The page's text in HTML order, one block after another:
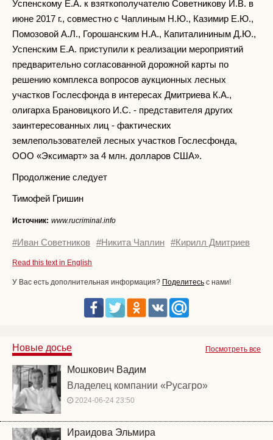
Успенскому Е.А. к взяткополучателю Советникову И.В. в
июне 2017 г., совместно с Чаплиным Н.Ю., Казимир Е.Ю.,
Помозовой А.Л., Горошанским Н.А., Капиталининым Д.Ю.,
Успенским Е.А. приступили к реализации мероприятий
предварительно согласованной дорожной карты по
решению комплекса вопросов аукционных лесных
участков Гослесфонда в интересах Дмитриева К.А.,
олигарха Брановицкого И.С. - представителя других
заинтересованных лиц - фактических
землепользователей лесных участков Гослесфонда,
ООО «Эксимарт» за 4 млн. долларов США».
Продолжение следует
Тимофей Гришин
Источник: www.rucriminal.info
#Иван Советников #Никита Чаплин #Кирилл Дмитриев
Read this text in English
У Вас есть дополнительная информация? Поделитесь с нами!
Посмотреть все
Новые досье
Мошкович Вадим
Владелец компании «Русагро»
2024-06-24 23:50
Ираидова Эльмира